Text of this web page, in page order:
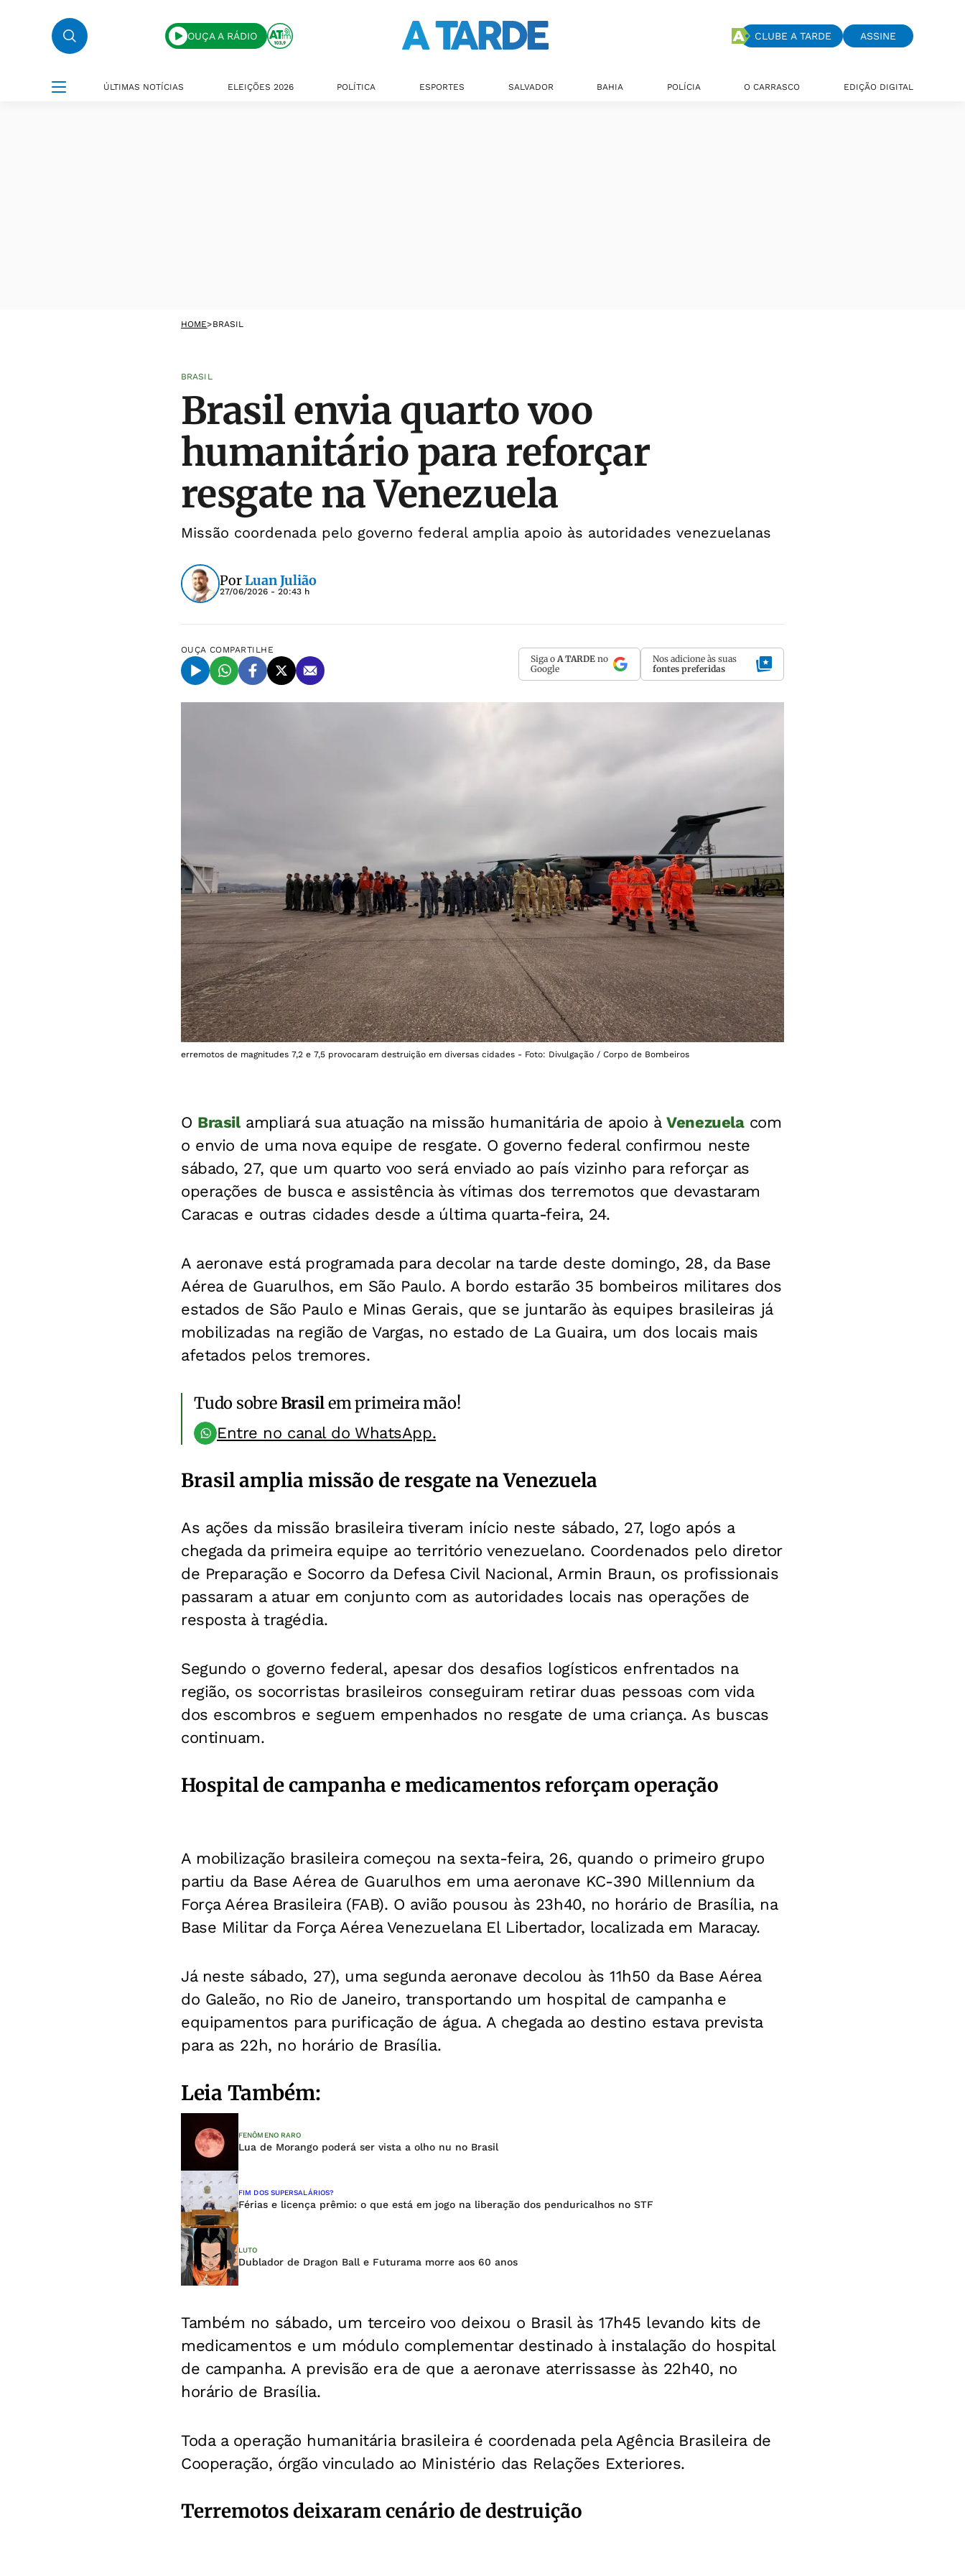
OUÇA A RÁDIO CLUBE A TARDE ASSINE
ÚLTIMAS NOTÍCIAS ELEIÇÕES 2026 POLÍTICA ESPORTES SALVADOR BAHIA POLÍCIA O CARRASCO EDIÇÃO DIGITAL
HOME>BRASIL
BRASIL
Brasil envia quarto voo
humanitário para reforçar
resgate na Venezuela
Missão coordenada pelo governo federal amplia apoio às autoridades venezuelanas
PorLuan Julião
27/06/2026 - 20:43 h
OUÇA COMPARTILHE
Siga o A TARDE no
Google
Nos adicione às suas
fontes preferidas
erremotos de magnitudes 7,2 e 7,5 provocaram destruição em diversas cidades - Foto: Divulgação / Corpo de Bombeiros
O Brasilampliará sua atuação na missão humanitária de apoio àVenezuelacom
o envio de uma nova equipe de resgate. O governo federal confirmou neste
sábado, 27, que um quarto voo será enviado ao país vizinho para reforçar as
operações de busca e assistência às vítimas dos terremotos que devastaram
Caracas e outras cidades desde a última quarta-feira, 24.
A aeronave está programada para decolar na tarde deste domingo, 28, da Base
Aérea de Guarulhos, em São Paulo. A bordo estarão 35 bombeiros militares dos
estados de São Paulo e Minas Gerais, que se juntarão às equipes brasileiras já
mobilizadas na região de Vargas, no estado de La Guaira, um dos locais mais
afetados pelos tremores.
Tudo sobreBrasilem primeira mão!
Entre no canal do WhatsApp.
Brasil amplia missão de resgate na Venezuela
As ações da missão brasileira tiveram início neste sábado, 27, logo após a
chegada da primeira equipe ao território venezuelano. Coordenados pelo diretor
de Preparação e Socorro da Defesa Civil Nacional, Armin Braun, os profissionais
passaram a atuar em conjunto com as autoridades locais nas operações de
resposta à tragédia.
Segundo o governo federal, apesar dos desafios logísticos enfrentados na
região, os socorristas brasileiros conseguiram retirar duas pessoas com vida
dos escombros e seguem empenhados no resgate de uma criança. As buscas
continuam.
Hospital de campanha e medicamentos reforçam operação
A mobilização brasileira começou na sexta-feira, 26, quando o primeiro grupo
partiu da Base Aérea de Guarulhos em uma aeronave KC-390 Millennium da
Força Aérea Brasileira (FAB). O avião pousou às 23h40, no horário de Brasília, na
Base Militar da Força Aérea Venezuelana El Libertador, localizada em Maracay.
Já neste sábado, 27), uma segunda aeronave decolou às 11h50 da Base Aérea
do Galeão, no Rio de Janeiro, transportando um hospital de campanha e
equipamentos para purificação de água. A chegada ao destino estava prevista
para as 22h, no horário de Brasília.
Leia Também:
FENÔMENO RARO
Lua de Morango poderá ser vista a olho nu no Brasil
FIM DOS SUPERSALÁRIOS?
Férias e licença prêmio: o que está em jogo na liberação dos penduricalhos no STF
LUTO
Dublador de Dragon Ball e Futurama morre aos 60 anos
Também no sábado, um terceiro voo deixou o Brasil às 17h45 levando kits de
medicamentos e um módulo complementar destinado à instalação do hospital
de campanha. A previsão era de que a aeronave aterrissasse às 22h40, no
horário de Brasília.
Toda a operação humanitária brasileira é coordenada pela Agência Brasileira de
Cooperação, órgão vinculado ao Ministério das Relações Exteriores.
Terremotos deixaram cenário de destruição